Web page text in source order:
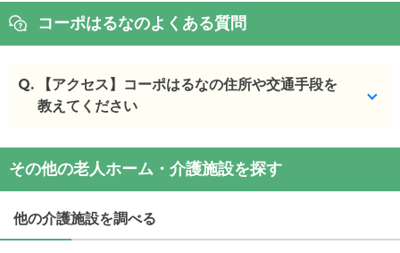
コーポはるなのよくある質問
Q.
【アクセス】コーポはるなの住所や交通手段を
教えてください
コーポはるなの交通アクセス
・住所：青森県弘前市福村50-2
・最寄り駅：
その他の老人ホーム・介護施設を探す
他の介護施設を調べる